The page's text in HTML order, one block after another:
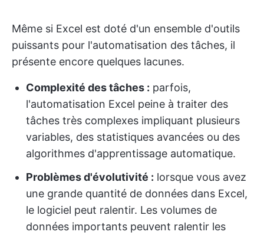
Même si Excel est doté d'un ensemble d'outils
puissants pour l'automatisation des tâches, il
présente encore quelques lacunes.
Complexité des tâches : parfois,
l'automatisation Excel peine à traiter des
tâches très complexes impliquant plusieurs
variables, des statistiques avancées ou des
algorithmes d'apprentissage automatique.
Problèmes d'évolutivité : lorsque vous avez
une grande quantité de données dans Excel,
le logiciel peut ralentir. Les volumes de
données importants peuvent ralentir les